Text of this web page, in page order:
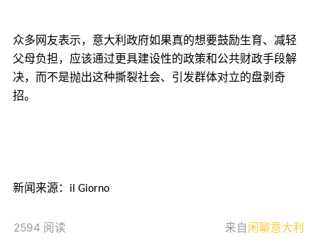
众多网友表示，意大利政府如果真的想要鼓励生育、减轻
父母负担，应该通过更具建设性的政策和公共财政手段解
决，而不是抛出这种撕裂社会、引发群体对立的盘剥奇
招。
新闻来源： il Giorno
2594 阅读 来自 闲聊意大利